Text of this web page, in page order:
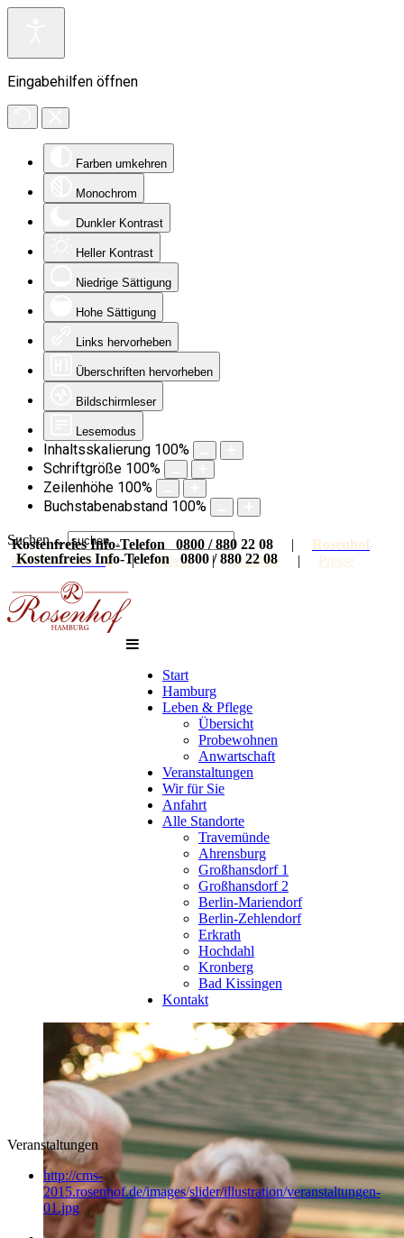
Eingabehilfen öffnen
Farben umkehren
Monochrom
Dunkler Kontrast
Heller Kontrast
Niedrige Sättigung
Hohe Sättigung
Links hervorheben
Überschriften hervorheben
Bildschirmleser
Lesemodus
Inhaltsskalierung 100%
Schriftgröße 100%
Zeilenhöhe 100%
Buchstabenabstand 100%
Suchen ...
Kostenfreies Info-Telefon 0800 / 880 22 08 | Rosenhof
auf Facebook
|Galerie|Karriere | Presse
Kostenfreies Info-Telefon 0800 / 880 22 08
Start
Hamburg
Leben & Pflege
Übersicht
Probewohnen
Anwartschaft
Veranstaltungen
Wir für Sie
Anfahrt
Alle Standorte
Travemünde
Ahrensburg
Großhansdorf 1
Großhansdorf 2
Berlin-Mariendorf
Berlin-Zehlendorf
Erkrath
Hochdahl
Kronberg
Bad Kissingen
Kontakt
Veranstaltungen
http://cms-
2015.rosenhof.de/images/slider/illustration/veranstaltungen-
01.jpg